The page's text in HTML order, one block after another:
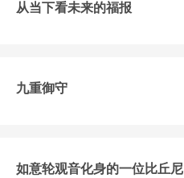
从当下看未来的福报
九重御守
如意轮观音化身的一位比丘尼